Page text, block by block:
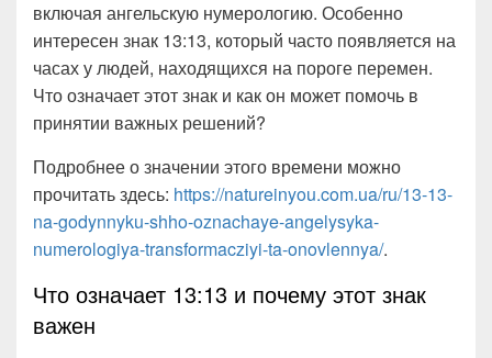
включая ангельскую нумерологию. Особенно
интересен знак 13:13, который часто появляется на
часах у людей, находящихся на пороге перемен.
Что означает этот знак и как он может помочь в
принятии важных решений?
Подробнее о значении этого времени можно
прочитать здесь: https://natureinyou.com.ua/ru/13-13-
na-godynnyku-shho-oznachaye-angelysyka-
numerologiya-transformacziyi-ta-onovlennya/.
Что означает 13:13 и почему этот знак
важен